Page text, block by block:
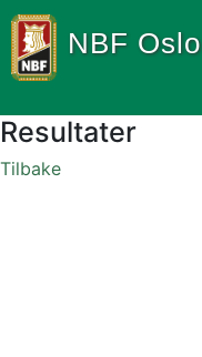
NBF Oslo
Resultater
Tilbake